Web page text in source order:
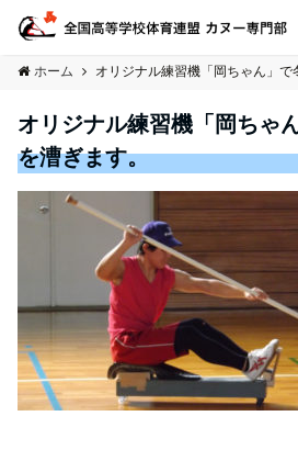
ホーム オリジナル練習機「岡ちゃん」で
オリジナル練習機「岡ちゃ
を漕ぎます。